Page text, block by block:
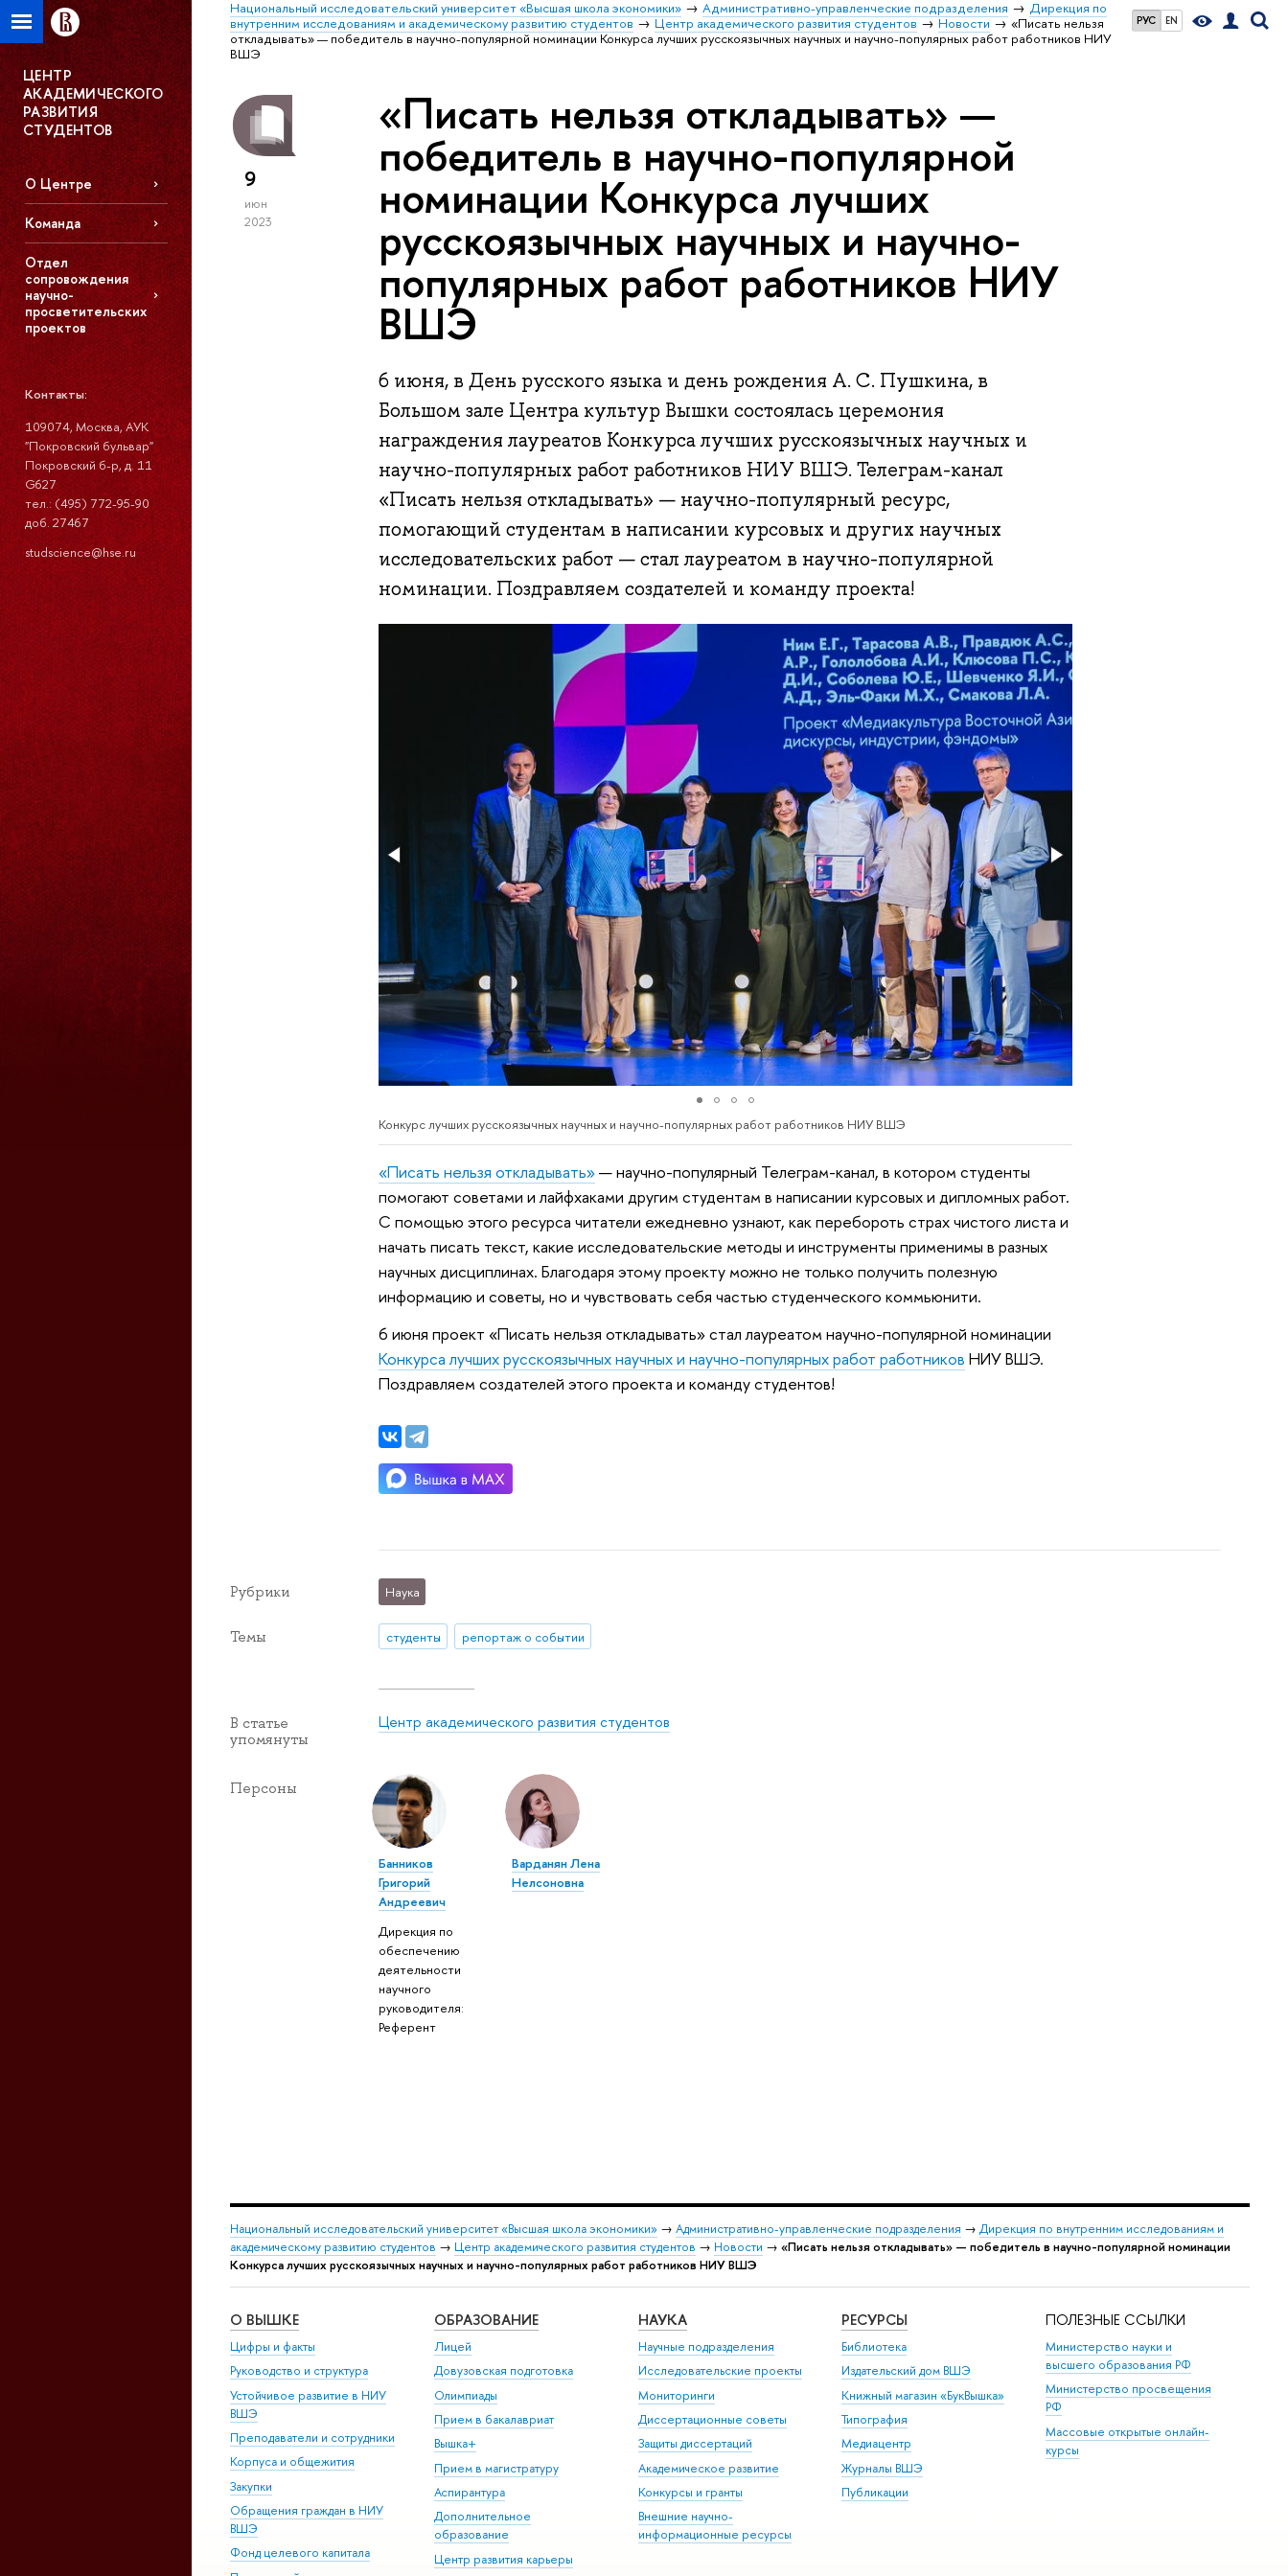
РУС EN
Национальный исследовательский университет «Высшая школа экономики» Административно-управленческие подразделения
Дирекция по
внутренним исследованиям и академическому развитию студентов
Центр академического развития студентов Новости
«Писать нельзя
откладывать» — победитель в научно-популярной номинации Конкурса лучших русскоязычных научных и научно-популярных работ работников НИУ
ВШЭ
ЦЕНТР
АКАДЕМИЧЕСКОГО
РАЗВИТИЯ
СТУДЕНТОВ
О Центре
Команда
Отдел
сопровождения
научно-
просветительских
проектов
Контакты:
109074, Москва, АУК
"Покровский бульвар"
Покровский б-р, д. 11
G627
тел.: (495) 772-95-90
доб. 27467
studscience@hse.ru
9
июн
2023
«Писать нельзя откладывать» —
победитель в научно-популярной
номинации Конкурса лучших
русскоязычных научных и научно-
популярных работ работников НИУ
ВШЭ
6 июня, в День русского языка и день рождения А. С. Пушкина, в
Большом зале Центра культур Вышки состоялась церемония
награждения лауреатов Конкурса лучших русскоязычных научных и
научно-популярных работ работников НИУ ВШЭ. Телеграм-канал
«Писать нельзя откладывать» — научно-популярный ресурс,
помогающий студентам в написании курсовых и других научных
исследовательских работ — стал лауреатом в научно-популярной
номинации. Поздравляем создателей и команду проекта!
Конкурс лучших русскоязычных научных и научно-популярных работ работников НИУ ВШЭ
«Писать нельзя откладывать»— научно-популярный Телеграм-канал, в котором студенты
помогают советами и лайфхаками другим студентам в написании курсовых и дипломных работ.
С помощью этого ресурса читатели ежедневно узнают, как перебороть страх чистого листа и
начать писать текст, какие исследовательские методы и инструменты применимы в разных
научных дисциплинах. Благодаря этому проекту можно не только получить полезную
информацию и советы, но и чувствовать себя частью студенческого коммьюнити.
6 июня проект «Писать нельзя откладывать» стал лауреатом научно-популярной номинации
Конкурса лучших русскоязычных научных и научно-популярных работ работников НИУ ВШЭ.
Поздравляем создателей этого проекта и команду студентов!
Рубрики Наука
Темы студенты репортаж о событии
В статье
упомянуты
Центр академического развития студентов
Персоны
Банников
Григорий
Андреевич
Дирекция по
обеспечению
деятельности
научного
руководителя:
Референт
Варданян Лена
Нелсоновна
Национальный исследовательский университет «Высшая школа экономики» → Административно-управленческие подразделения → Дирекция по внутренним исследованиям и
академическому развитию студентов → Центр академического развития студентов → Новости → «Писать нельзя откладывать» — победитель в научно-популярной номинации
Конкурса лучших русскоязычных научных и научно-популярных работ работников НИУ ВШЭ
О ВЫШКЕ
Цифры и факты
Руководство и структура
Устойчивое развитие в НИУ
ВШЭ
Преподаватели и сотрудники
Корпуса и общежития
Закупки
Обращения граждан в НИУ
ВШЭ
Фонд целевого капитала
ОБРАЗОВАНИЕ
Лицей
Довузовская подготовка
Олимпиады
Прием в бакалавриат
Вышка+
Прием в магистратуру
Аспирантура
Дополнительное
образование
Центр развития карьеры
НАУКА
Научные подразделения
Исследовательские проекты
Мониторинги
Диссертационные советы
Защиты диссертаций
Академическое развитие
Конкурсы и гранты
Внешние научно-
информационные ресурсы
РЕСУРСЫ
Библиотека
Издательский дом ВШЭ
Книжный магазин «БукВышка»
Типография
Медиацентр
Журналы ВШЭ
Публикации
ПОЛЕЗНЫЕ ССЫЛКИ
Министерство науки и
высшего образования РФ
Министерство просвещения
РФ
Массовые открытые онлайн-
курсы